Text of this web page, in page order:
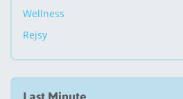
Wellness
Rejsy